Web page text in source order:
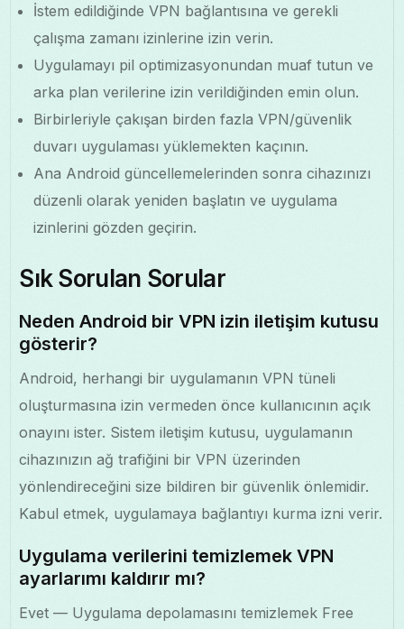
İstem edildiğinde VPN bağlantısına ve gerekli
çalışma zamanı izinlerine izin verin.
Uygulamayı pil optimizasyonundan muaf tutun ve
arka plan verilerine izin verildiğinden emin olun.
Birbirleriyle çakışan birden fazla VPN/güvenlik
duvarı uygulaması yüklemekten kaçının.
Ana Android güncellemelerinden sonra cihazınızı
düzenli olarak yeniden başlatın ve uygulama
izinlerini gözden geçirin.
Sık Sorulan Sorular
Neden Android bir VPN izin iletişim kutusu
gösterir?
Android, herhangi bir uygulamanın VPN tüneli
oluşturmasına izin vermeden önce kullanıcının açık
onayını ister. Sistem iletişim kutusu, uygulamanın
cihazınızın ağ trafiğini bir VPN üzerinden
yönlendireceğini size bildiren bir güvenlik önlemidir.
Kabul etmek, uygulamaya bağlantıyı kurma izni verir.
Uygulama verilerini temizlemek VPN
ayarlarımı kaldırır mı?
Evet — Uygulama depolamasını temizlemek Free